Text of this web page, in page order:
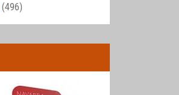
(496)